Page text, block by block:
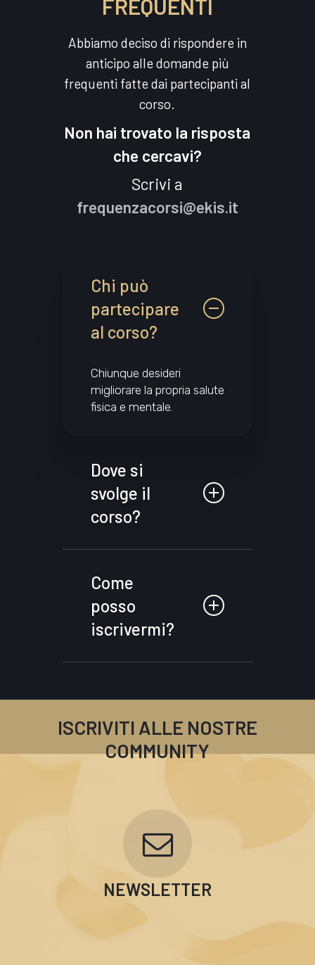
Abbiamo deciso di rispondere in
anticipo alle domande più
frequenti fatte dai partecipanti al
corso.
Non hai trovato la risposta
che cercavi?
Scrivi a
frequenzacorsi@ekis.it
Chi può
partecipare
al corso?
Chiunque desideri
migliorare la propria salute
fisica e mentale.
Dove si
svolge il
corso?
08 Settembre 2024.
Come
posso
iscrivermi?
contattato da un nostro
Coach.
ISCRIVITI ALLE NOSTRE
COMMUNITY
NEWSLETTER